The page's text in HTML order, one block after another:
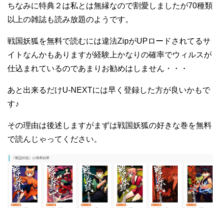
ちなみに特典２は私とは無縁なので割愛しましたが70種類
以上の雑誌も読み放題のようです。
戦国妖狐を無料で読むには違法ZipがUPロードされてるサ
イトなんかもありますが経験上かなりの確率でウィルスが
仕込まれているのであまりお勧めはしません・・・
あと出来るだけU-NEXTには早く登録した方が良いかもで
す♪
その理由は後述しますがまずは戦国妖狐の好きな巻を無料
で読んじゃってください。